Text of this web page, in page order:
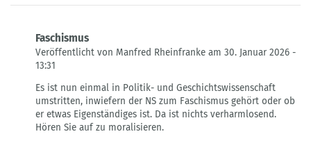
Faschismus
Veröffentlicht von Manfred Rheinfranke am 30. Januar 2026 -
13:31
auf
Faschismus
von
Rolf
Es ist nun einmal in Politik- und Geschichtswissenschaft
umstritten, inwiefern der NS zum Faschismus gehört oder ob
er etwas Eigenständiges ist. Da ist nichts verharmlosend.
Hören Sie auf zu moralisieren.